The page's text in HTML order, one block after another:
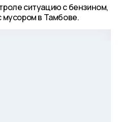
ситуацию с бензином,
мусором в Тамбове.